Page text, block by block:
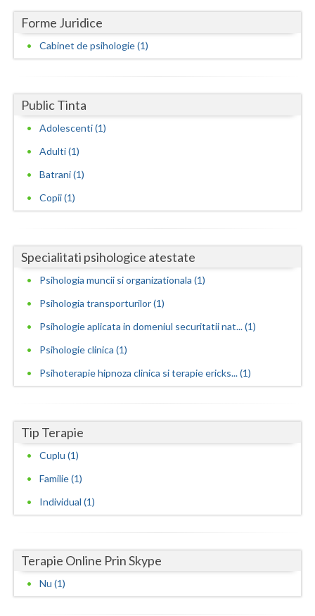
Olt
Prahova
Satu-Mare
Suceava
Teleorman
Valcea
Forme Juridice
Cabinet de psihologie (1)
Public Tinta
Adolescenti (1)
Adulti (1)
Batrani (1)
Copii (1)
Specialitati psihologice atestate
Psihologia muncii si organizationala (1)
Psihologia transporturilor (1)
Psihologie aplicata in domeniul securitatii nat... (1)
Psihologie clinica (1)
Psihoterapie hipnoza clinica si terapie ericks... (1)
Tip Terapie
Cuplu (1)
Familie (1)
Individual (1)
Terapie Online Prin Skype
Nu (1)